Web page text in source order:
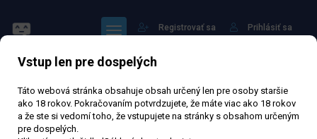
Prihlásiť sa
Registrovať sa
Vstup len pre dospelých
Táto webová stránka obsahuje obsah určený len pre osoby staršie
ako 18 rokov. Pokračovaním potvrdzujete, že máte viac ako 18 rokov
a že ste si vedomí toho, že vstupujete na stránky s obsahom určeným
pre dospelých.